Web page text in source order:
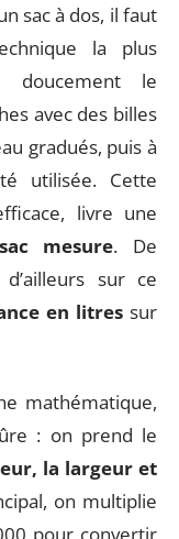
sac à dos, il faut
la plus
doucement le
avec des billes
gradués, puis à
utilisée. Cette
livre une
mesure. De
sur ce
en litres sur
mathématique,
: on prend le
la largeur et
on multiplie